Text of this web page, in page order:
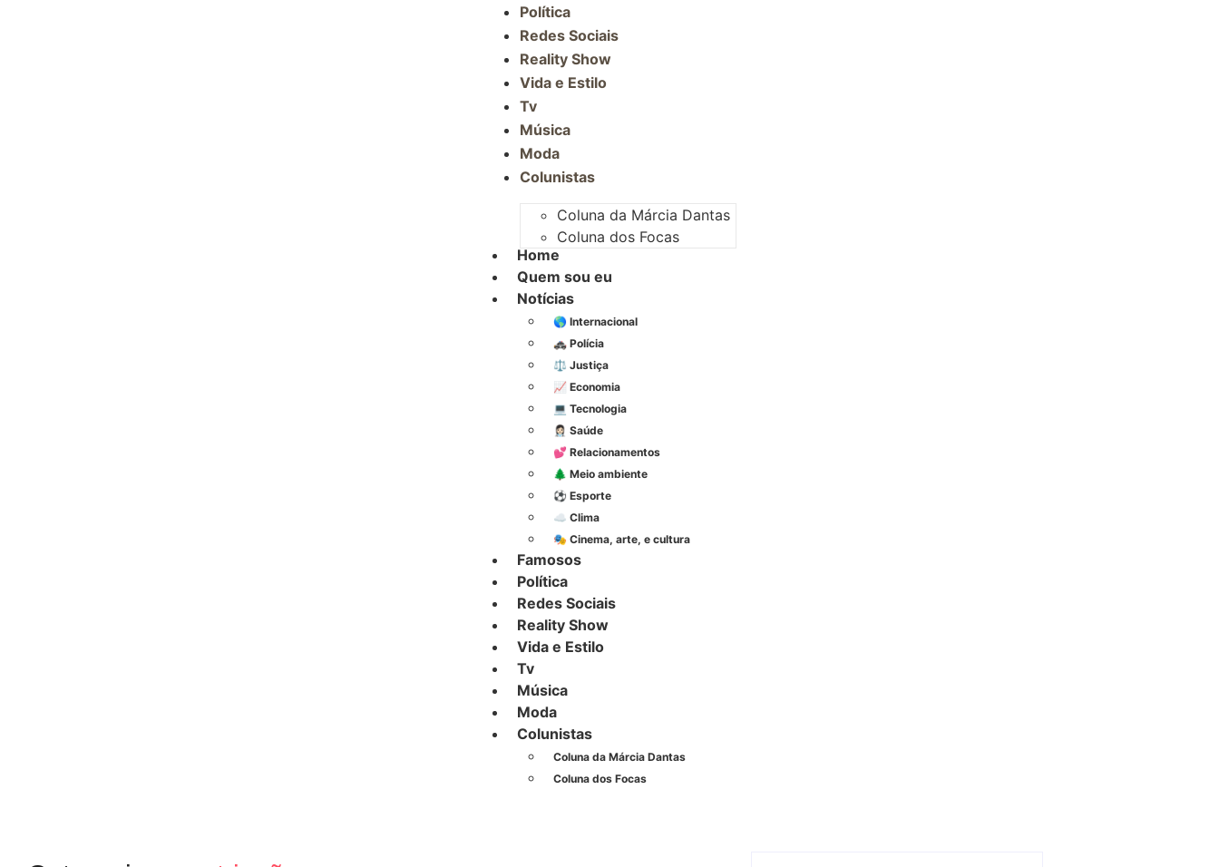
Política
Redes Sociais
Reality Show
Vida e Estilo
Tv
Música
Moda
Colunistas
Coluna da Márcia Dantas
Coluna dos Focas
Home
Quem sou eu
Notícias
🌎 Internacional
🚓 Polícia
⚖️ Justiça
📈 Economia
💻 Tecnologia
👩🏻‍⚕️ Saúde
💕 Relacionamentos
🌲 Meio ambiente
⚽︎ Esporte
☁️ Clima
🎭 Cinema, arte, e cultura
Famosos
Política
Redes Sociais
Reality Show
Vida e Estilo
Tv
Música
Moda
Colunistas
Coluna da Márcia Dantas
Coluna dos Focas